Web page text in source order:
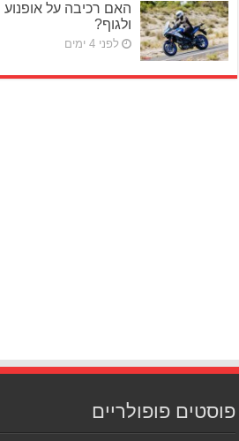
האם רכיבה על אופנוע
ולגוף?
לפני 4 ימים
פוסטים פופולריים